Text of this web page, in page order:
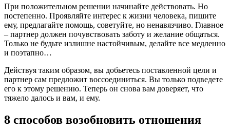
При положительном решении начинайте действовать. Но
постепенно. Проявляйте интерес к жизни человека, пишите
ему, предлагайте помощь, советуйте, но ненавязчиво. Главное
– партнер должен почувствовать заботу и желание общаться.
Только не будьте излишне настойчивым, делайте все медленно
и поэтапно…
Действуя таким образом, вы добьетесь поставленной цели и
партнер сам предложит воссоединиться. Вы только подведете
его к этому решению. Теперь он снова вам доверяет, что
тяжело далось и вам, и ему.
8 способов возобновить отношения